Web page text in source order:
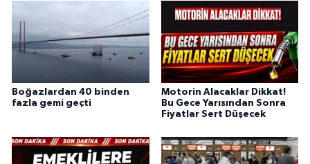
Boğazlardan 40 binden
fazla gemi geçti
Motorin Alacaklar Dikkat!
Bu Gece Yarısından Sonra
Fiyatlar Sert Düşecek